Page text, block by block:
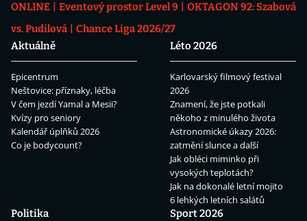
ONLINE
Eventový prostor Level 9
OKTAGON 92: Szabová
vs. Pudilová
Chance Liga 2026/27
Aktuálně
Epicentrum
Neštovice: příznaky, léčba
V čem jezdí Yamal a Mesii?
Kvízy pro seniory
Kalendář úplňků 2026
Co je bodycount?
Léto 2026
Karlovarský filmový festival
2026
Znamení, že jste potkali
někoho z minulého života
Astronomické úkazy 2026:
zatmění slunce a další
Jak obléci miminko při
vysokých teplotách?
Jak na dokonalé letní mojito
6 lehkých letních salátů
Politika
Sport 2026